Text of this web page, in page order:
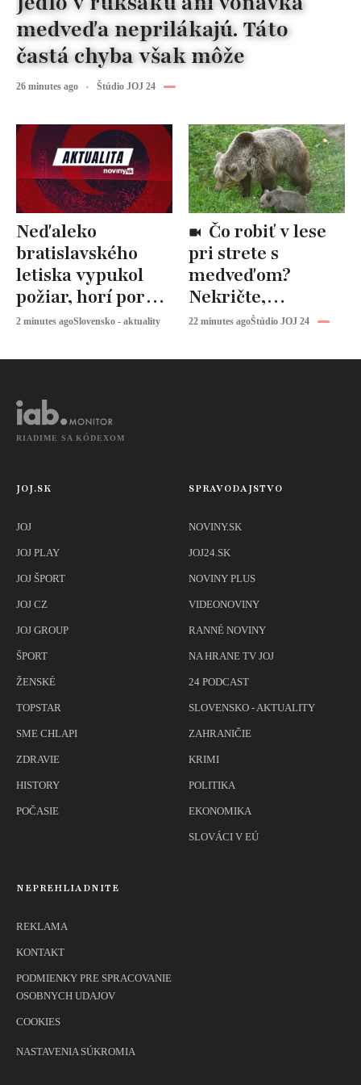
Neďaleko
bratislavského
letiska vypukol
požiar, horí porast
a odpad
2 minutes agoSlovensko - aktuality
pri strete s
medveďom?
Nekričte,
odborník radí
opak
22 minutes agoŠtúdio JOJ 24
medveďa neprilákajú. Táto
častá chyba však môže
26 minutes ago Štúdio JOJ 24
RIADIME SA KÓDEXOM
JOJ.SK
JOJ
JOJ PLAY
JOJ ŠPORT
JOJ CZ
JOJ GROUP
ŠPORT
ŽENSKÉ
TOPSTAR
SME CHLAPI
ZDRAVIE
HISTORY
POČASIE
SPRAVODAJSTVO
NOVINY.SK
JOJ24.SK
NOVINY PLUS
VIDEONOVINY
RANNÉ NOVINY
NA HRANE TV JOJ
24 PODCAST
SLOVENSKO - AKTUALITY
ZAHRANIČIE
KRIMI
POLITIKA
EKONOMIKA
SLOVÁCI V EÚ
NEPREHLIADNITE
REKLAMA
KONTAKT
PODMIENKY PRE SPRACOVANIE
OSOBNYCH UDAJOV
COOKIES
NASTAVENIA SÚKROMIA